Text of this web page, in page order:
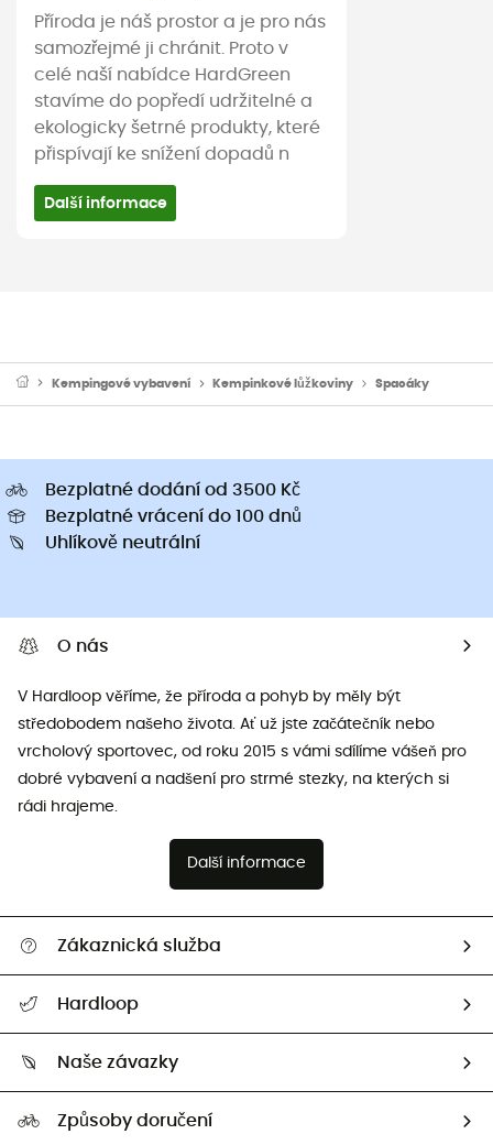
Příroda je náš prostor a je pro nás
samozřejmé ji chránit. Proto v
celé naší nabídce HardGreen
stavíme do popředí udržitelné a
ekologicky šetrné produkty, které
přispívají ke snížení dopadů n
Další informace
Kempingové vybavení Kempinkové lůžkoviny Spacáky
Bezplatné dodání od 3500 Kč
Bezplatné vrácení do 100 dnů
Uhlíkově neutrální
O nás
V Hardloop věříme, že příroda a pohyb by měly být
středobodem našeho života. Ať už jste začátečník nebo
vrcholový sportovec, od roku 2015 s vámi sdílíme vášeň pro
dobré vybavení a nadšení pro strmé stezky, na kterých si
rádi hrajeme.
Další informace
Zákaznická služba
Vrácení zboží a peněz
Hardloop
Naši Ambasadoři
Naše závazky
Second hand
Způsoby doručení